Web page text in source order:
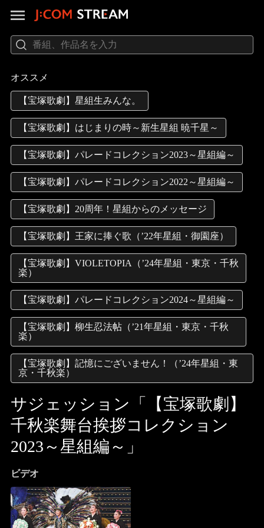
オススメ
【宝塚歌劇】星組生みんな。
【宝塚歌劇】はじまりの時～新生星組 暁千星～
【宝塚歌劇】パレードコレクション2023～星組編～
【宝塚歌劇】パレードコレクション2022～星組編～
【宝塚歌劇】20周年！星組からのメッセージ
【宝塚歌劇】王家に捧ぐ歌（’22年星組・御園座）
【宝塚歌劇】VIOLETOPIA（’24年星組・東京・千秋
楽）
【宝塚歌劇】パレードコレクション2024～星組編～
【宝塚歌劇】柳生忍法帖（’21年星組・東京・千秋
楽）
【宝塚歌劇】記憶にございません！（’24年星組・東
京・千秋楽）
サジェッション「【宝塚歌劇】
千秋楽舞台挨拶コレクション
2023～星組編～」
ビデオ